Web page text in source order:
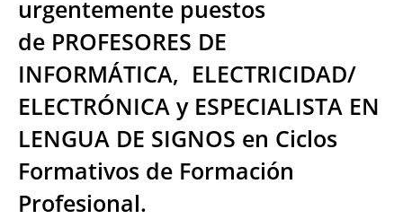
urgentemente puestos
de PROFESORES DE
INFORMÁTICA, ELECTRICIDAD/
ELECTRÓNICA y ESPECIALISTA EN
LENGUA DE SIGNOS en Ciclos
Formativos de Formación
Profesional.